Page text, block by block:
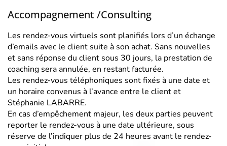
Accompagnement /Consulting
Les rendez-vous virtuels sont planifiés lors d’un échange
d’emails avec le client suite à son achat. Sans nouvelles
et sans réponse du client sous 30 jours, la prestation de
coaching sera annulée, en restant facturée.
Les rendez-vous téléphoniques sont fixés à une date et
un horaire convenus à l’avance entre le client et
Stéphanie LABARRE.
En cas d’empêchement majeur, les deux parties peuvent
reporter le rendez-vous à une date ultérieure, sous
réserve de l’indiquer plus de 24 heures avant le rendez-